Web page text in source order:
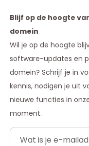
Blijf op de hoogte
domein
Wil je op de hoogte
software-updates en
domein? Schrijf je in
kennis, nodigen je uit
nieuwe functies in
moment.